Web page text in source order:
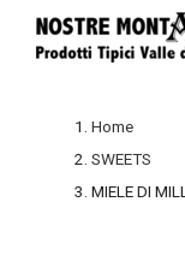
Home
SWEETS
MIELE DI